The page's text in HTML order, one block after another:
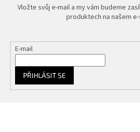
Vložte svůj e-mail a my vám budeme
produktech na našem
E-mail
PŘIHLÁSIT SE